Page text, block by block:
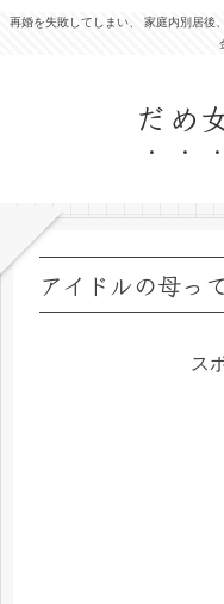
再婚を失敗してしまい、 家庭内別居後
だめ
アイドルの母っ
ス